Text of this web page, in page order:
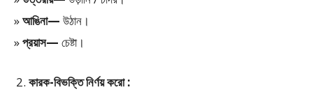
»আঙিনা— উঠান।
»প্রয়াস— চেষ্টা।
কারক-বিভক্তি নির্ণয় করো :